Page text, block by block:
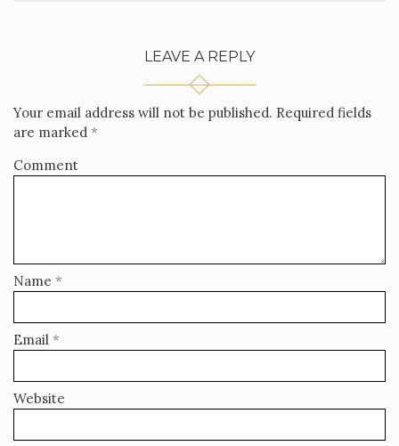
LEAVE A REPLY
Your email address will not be published. Required fields
are marked *
Comment
Name *
Email *
Website